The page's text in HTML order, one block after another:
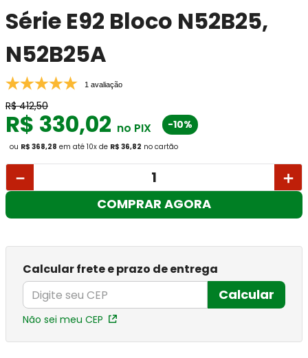
Série E92 Bloco N52B25,
N52B25A
1 avaliação
R$ 412,50
R$ 330,02 no PIX -10%
ou R$ 368,28 em até 10x de R$ 36,82 no cartão
＋
－
COMPRAR AGORA
Calcular frete e prazo de entrega
Calcular
Não sei meu CEP